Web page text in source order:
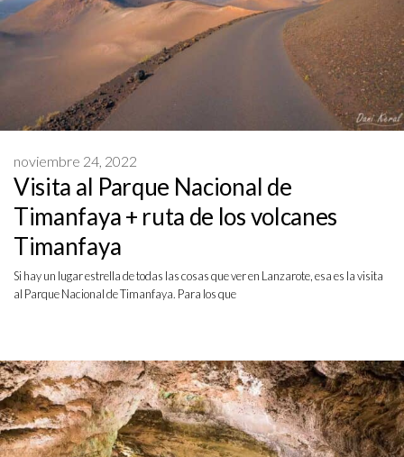
Visita al Parque Nacional de
Timanfaya + ruta de los volcanes
Timanfaya
noviembre 24, 2022
Si hay un lugar estrella de todas las cosas que ver en Lanzarote, esa es la visita
al Parque Nacional de Timanfaya. Para los que